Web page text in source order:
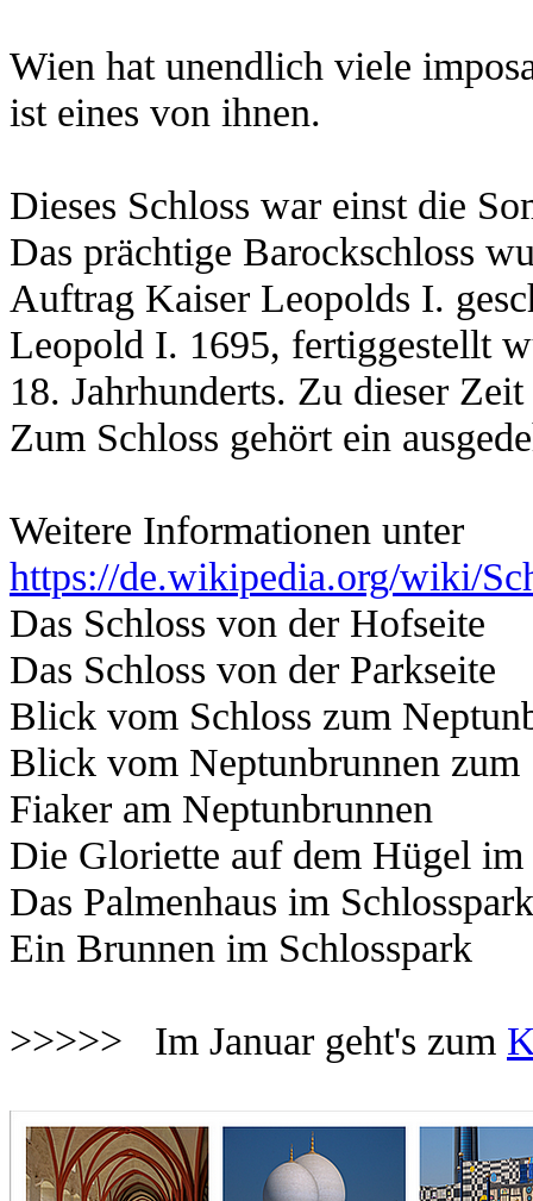
Wien hat unendlich viele
ist eines von ihnen.
Dieses Schloss war einst die
Das prächtige Barockschloss
Auftrag Kaiser Leopolds I.
Leopold I. 1695, fertiggestellt
18. Jahrhunderts. Zu dieser
Zum Schloss gehört ein
Weitere Informationen unter
https://de.wikipedia.org/wiki/
Das Schloss von der Hofseite
Das Schloss von der Parkseite
Blick vom Schloss zum
Blick vom Neptunbrunnen zum
Fiaker am Neptunbrunnen
Die Gloriette auf dem Hügel im
Das Palmenhaus im Schlosspark
Ein Brunnen im Schlosspark
>>>>> Im Januar geht's zum